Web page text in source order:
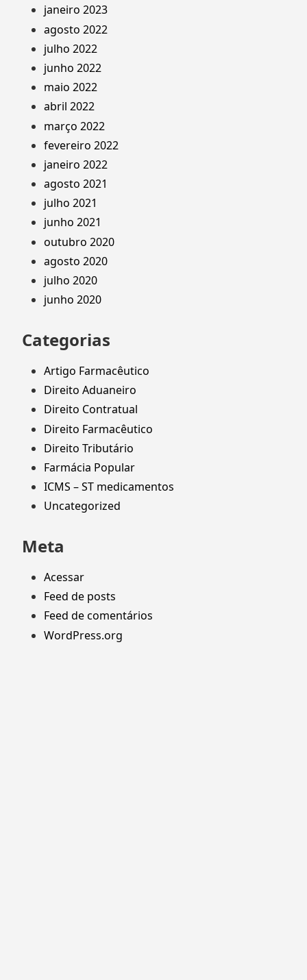
janeiro 2023
agosto 2022
julho 2022
junho 2022
maio 2022
abril 2022
março 2022
fevereiro 2022
janeiro 2022
agosto 2021
julho 2021
junho 2021
outubro 2020
agosto 2020
julho 2020
junho 2020
Categorias
Artigo Farmacêutico
Direito Aduaneiro
Direito Contratual
Direito Farmacêutico
Direito Tributário
Farmácia Popular
ICMS – ST medicamentos
Uncategorized
Meta
Acessar
Feed de posts
Feed de comentários
WordPress.org